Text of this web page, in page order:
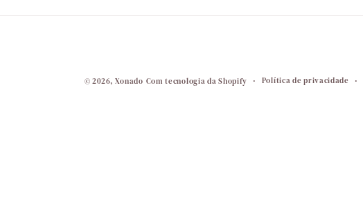
© 2026, Xonado Com tecnologia da Shopify Política de privacidade